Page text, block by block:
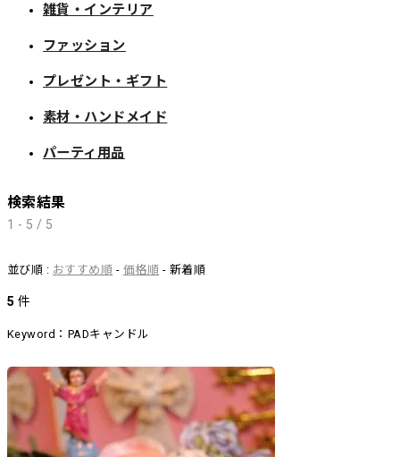
雑貨・インテリア
ファッション
プレゼント・ギフト
素材・ハンドメイド
パーティ用品
検索結果
1 - 5 / 5
並び順 : おすすめ順 - 価格順 - 新着順
5 件
Keyword：PADキャンドル